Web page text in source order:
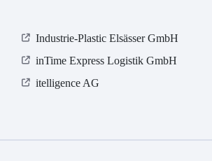
Industrie-Plastic Elsässer GmbH
inTime Express Logistik GmbH
itelligence AG